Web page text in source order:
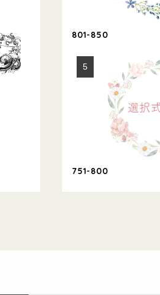
801-850
751-800